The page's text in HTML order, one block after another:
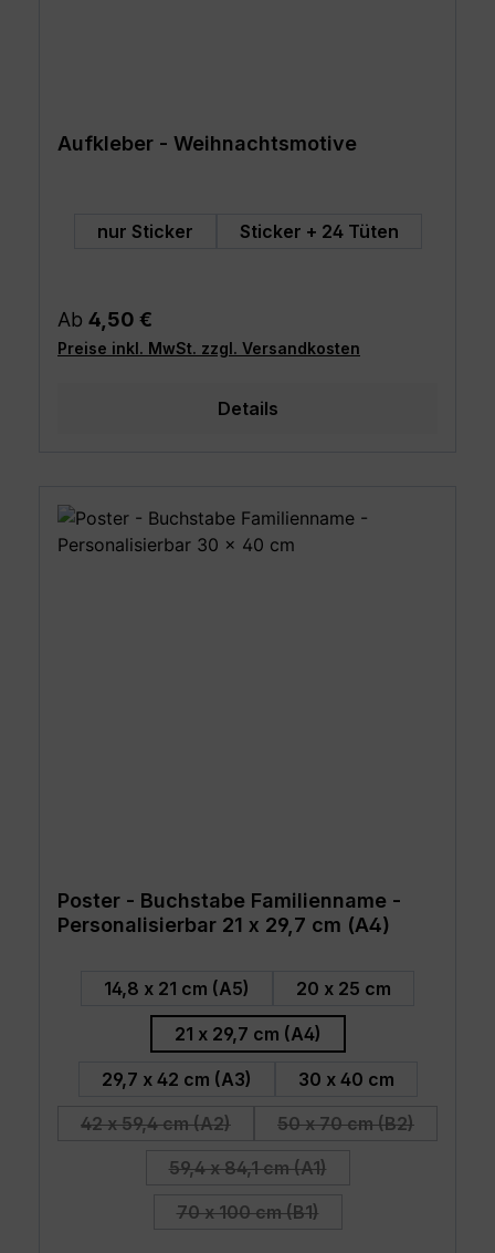
Aufkleber - Weihnachtsmotive
auswählen
nur Sticker Sticker + 24 Tüten
Regulärer Preis:
Ab 4,50 €
Preise inkl. MwSt. zzgl. Versandkosten
Details
Poster - Buchstabe Familienname -
Personalisierbar 21 x 29,7 cm (A4)
Größeauswählen
14,8 x 21 cm (A5) 20 x 25 cm
21 x 29,7 cm (A4)
29,7 x 42 cm (A3)
30 x 40 cm
42 x 59,4 cm (A2)
(Diese Option ist zurzeit nicht verfügbar.)
50 x 70 cm (B2)
(Diese Option ist
59,4 x 84,1 cm (A1)
(Diese Option ist zurzeit nicht
70 x 100 cm (B1)
(Diese Option ist zurzeit nicht